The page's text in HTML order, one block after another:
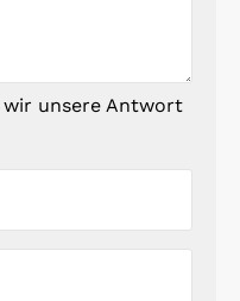
wir unsere Antwort